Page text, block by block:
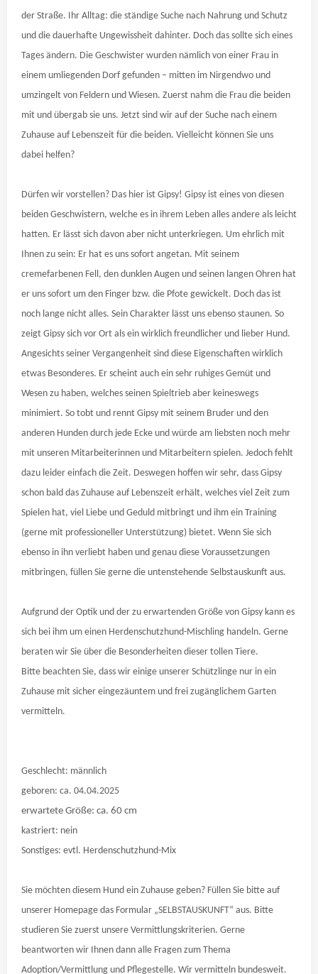
der Straße. Ihr Alltag: die ständige Suche nach Nahrung und Schutz
und die dauerhafte Ungewissheit dahinter. Doch das sollte sich eines
Tages ändern. Die Geschwister wurden nämlich von einer Frau in
einem umliegenden Dorf gefunden – mitten im Nirgendwo und
umzingelt von Feldern und Wiesen. Zuerst nahm die Frau die beiden
mit und übergab sie uns. Jetzt sind wir auf der Suche nach einem
Zuhause auf Lebenszeit für die beiden. Vielleicht können Sie uns
dabei helfen?
Dürfen wir vorstellen? Das hier ist Gipsy! Gipsy ist eines von diesen
beiden Geschwistern, welche es in ihrem Leben alles andere als leicht
hatten. Er lässt sich davon aber nicht unterkriegen. Um ehrlich mit
Ihnen zu sein: Er hat es uns sofort angetan. Mit seinem
cremefarbenen Fell, den dunklen Augen und seinen langen Ohren hat
er uns sofort um den Finger bzw. die Pfote gewickelt. Doch das ist
noch lange nicht alles. Sein Charakter lässt uns ebenso staunen. So
zeigt Gipsy sich vor Ort als ein wirklich freundlicher und lieber Hund.
Angesichts seiner Vergangenheit sind diese Eigenschaften wirklich
etwas Besonderes. Er scheint auch ein sehr ruhiges Gemüt und
Wesen zu haben, welches seinen Spieltrieb aber keineswegs
minimiert. So tobt und rennt Gipsy mit seinem Bruder und den
anderen Hunden durch jede Ecke und würde am liebsten noch mehr
mit unseren Mitarbeiterinnen und Mitarbeitern spielen. Jedoch fehlt
dazu leider einfach die Zeit. Deswegen hoffen wir sehr, dass Gipsy
schon bald das Zuhause auf Lebenszeit erhält, welches viel Zeit zum
Spielen hat, viel Liebe und Geduld mitbringt und ihm ein Training
(gerne mit professioneller Unterstützung) bietet. Wenn Sie sich
ebenso in ihn verliebt haben und genau diese Voraussetzungen
mitbringen, füllen Sie gerne die untenstehende Selbstauskunft aus.
Aufgrund der Optik und der zu erwartenden Größe von Gipsy kann es
sich bei ihm um einen Herdenschutzhund-Mischling handeln. Gerne
beraten wir Sie über die Besonderheiten dieser tollen Tiere.
Bitte beachten Sie, dass wir einige unserer Schützlinge nur in ein
Zuhause mit sicher eingezäuntem und frei zugänglichem Garten
vermitteln.
Geschlecht: männlich
geboren: ca. 04.04.2025
erwartete Größe: ca. 60 cm
kastriert: nein
Sonstiges: evtl. Herdenschutzhund-Mix
Sie möchten diesem Hund ein Zuhause geben? Füllen Sie bitte auf
unserer Homepage das Formular „SELBSTAUSKUNFT“ aus. Bitte
studieren Sie zuerst unsere Vermittlungskriterien. Gerne
beantworten wir Ihnen dann alle Fragen zum Thema
Adoption/Vermittlung und Pflegestelle. Wir vermitteln bundesweit.